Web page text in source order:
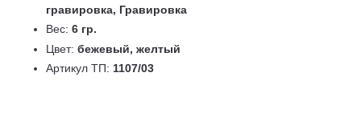
гравировка, Гравировка
Вес: 6 гр.
Цвет: бежевый, желтый
Артикул ТП: 1107/03